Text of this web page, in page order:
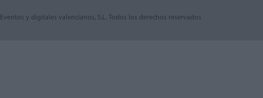
Eventos y digitales valencianos, S.L. Todos los derechos reservados